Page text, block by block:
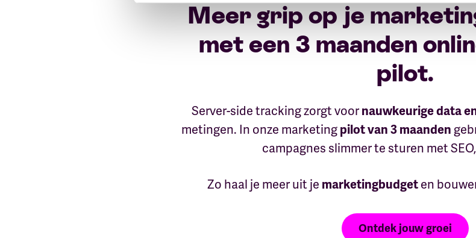
Meer grip op je
met een 3 maanden
pilot.
Server-side tracking zorgt voor nauwkeurige data
metingen. In onze marketing pilot van 3 maanden
campagnes slimmer te sturen met SEO,
Zo haal je meer uit je marketingbudgeten
Ontdek jouw groei